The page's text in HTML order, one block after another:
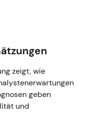
zeigt, wie
geben
und